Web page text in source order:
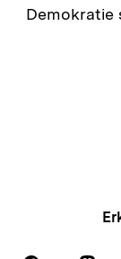
n
Zur
Demokratie